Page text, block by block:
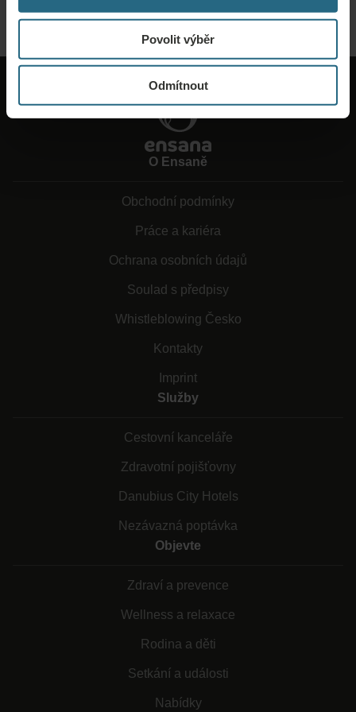
Povolit výběr
Odmítnout
O Ensaně
Obchodní podmínky
Práce a kariéra
Ochrana osobních údajů
Soulad s předpisy
Whistleblowing Česko
Kontakty
Imprint
Služby
Cestovní kanceláře
Zdravotní pojišťovny
Danubius City Hotels
Nezávazná poptávka
Objevte
Zdraví a prevence
Wellness a relaxace
Rodina a děti
Setkání a události
Nabídky